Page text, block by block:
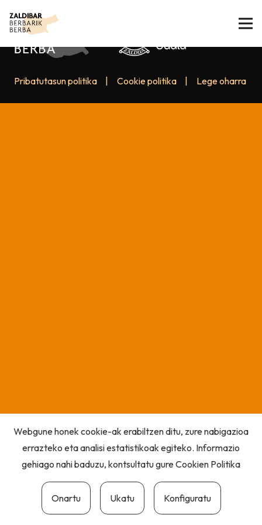
Pribatutasun politika Cookie politika Lege oharra
Webgune honek cookie-ak erabiltzen ditu, zure nabigazioa
errazteko eta analisi estatistikoak egiteko. Informazio
gehiago nahi baduzu, kontsultatu gureCookien Politika
Onartu Ukatu Konfiguratu